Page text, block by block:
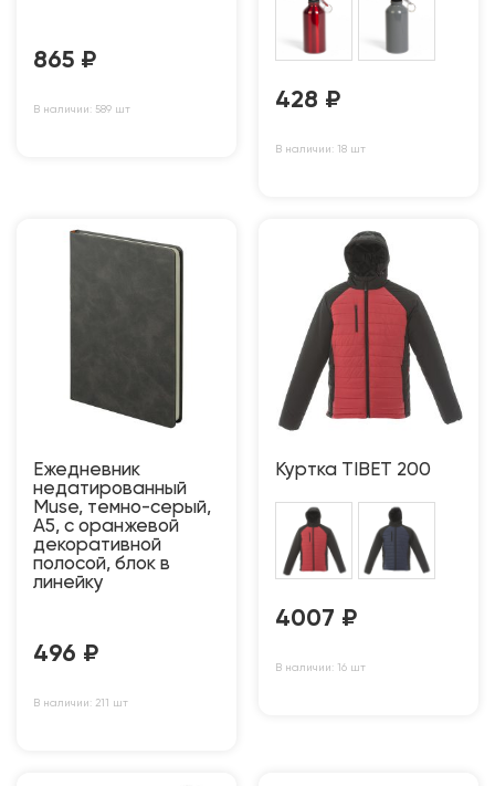
865 ₽
В наличии: 589 шт 428 ₽
В наличии: 18 шт
Ежедневник
недатированный
Muse, темно-серый,
А5, с оранжевой
декоративной
полосой, блок в
линейку
496 ₽
В наличии: 211 шт
Куртка TIBET 200
4007 ₽
В наличии: 16 шт